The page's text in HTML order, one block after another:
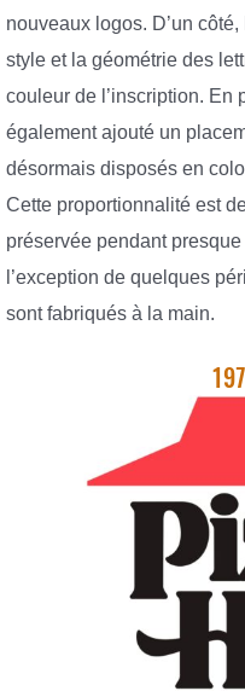
nouveaux logos. D’un
style et la géométrie des
couleur de l’inscription. En
également ajouté un
désormais disposés en
Cette proportionnalité est
préservée pendant
l’exception de quelques
sont fabriqués à la main.